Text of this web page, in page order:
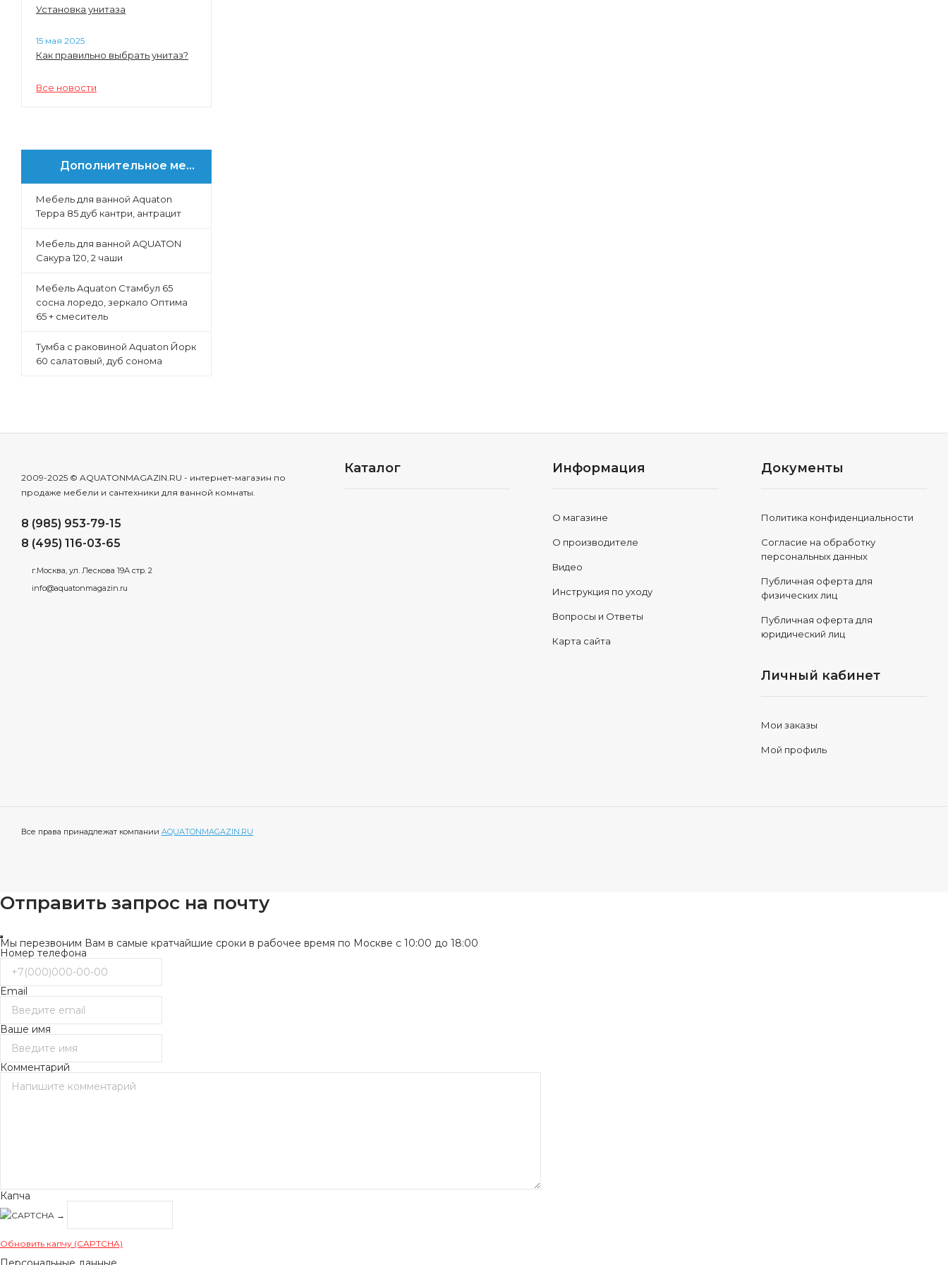
Марбл
Ар-Деко
Установка унитаза
15 мая 2025
Как правильно выбрать унитаз?
Все новости
Дополнительное меню
Мебель для ванной Aquaton
Терра 85 дуб кантри, антрацит
Мебель для ванной AQUATON
Сакура 120, 2 чаши
Мебель Aquaton Стамбул 65
сосна лоредо, зеркало Оптима
65 + смеситель
Тумба с раковиной Aquaton Йорк
60 салатовый, дуб сонома
2009-2025 © AQUATONMAGAZIN.RU - интернет-магазин по
продаже мебели и сантехники для ванной комнаты.
8 (985) 953-79-15
8 (495) 116-03-65
г.Москва, ул. Лескова 19А стр. 2
info@aquatonmagazin.ru
Каталог Информация
О магазине
О производителе
Видео
Инструкция по уходу
Вопросы и Ответы
Карта сайта
Документы
Политика конфиденциальности
Согласие на обработку
персональных данных
Публичная оферта для
физических лиц
Публичная оферта для
юридический лиц
Личный кабинет
Мои заказы
Мой профиль
Все права принадлежат компании AQUATONMAGAZIN.RU
Отправить запрос на почту
Мы перезвоним Вам в самые кратчайшие сроки в рабочее время по Москве с 10:00 до 18:00
Номер телефона
Email
Ваше имя
Комментарий
Капча
→
Обновить капчу (CAPTCHA)